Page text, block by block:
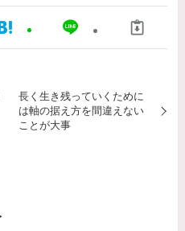
長く生き残っていくために
は軸の据え方を間違えない
ことが大事